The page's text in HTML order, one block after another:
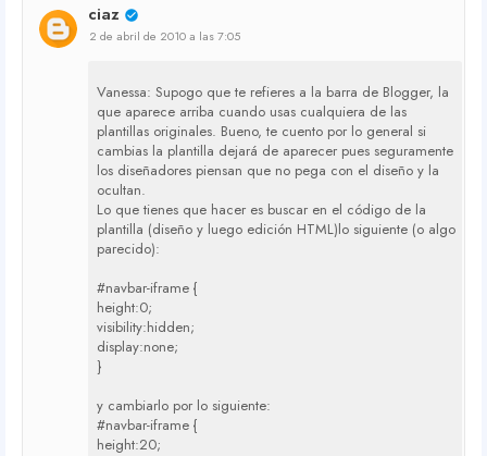
ciaz
2 de abril de 2010 a las 7:05
Vanessa: Supogo que te refieres a la barra de Blogger, la
que aparece arriba cuando usas cualquiera de las
plantillas originales. Bueno, te cuento por lo general si
cambias la plantilla dejará de aparecer pues seguramente
los diseñadores piensan que no pega con el diseño y la
ocultan.
Lo que tienes que hacer es buscar en el código de la
plantilla (diseño y luego edición HTML)lo siguiente (o algo
parecido):
#navbar-iframe {
height:0;
visibility:hidden;
display:none;
}
y cambiarlo por lo siguiente:
#navbar-iframe {
height:20;